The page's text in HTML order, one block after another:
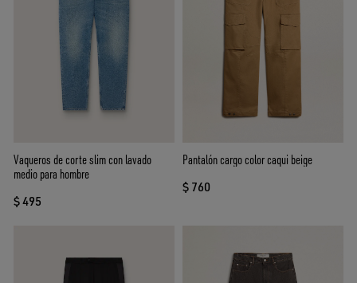
Vaqueros de corte slim con lavado
medio para hombre
$ 495
Pantalón cargo color caqui beige
$ 760